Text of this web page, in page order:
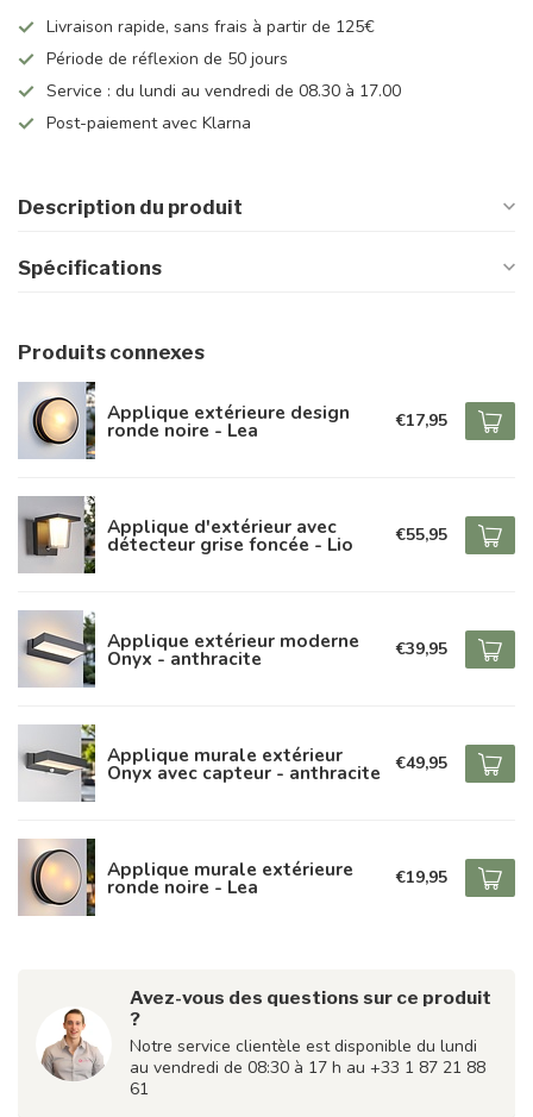
Livraison rapide, sans frais à partir de 125€
Période de réflexion de 50 jours
Service : du lundi au vendredi de 08.30 à 17.00
Post-paiement avec Klarna
Description du produit
Spécifications
Produits connexes
Applique extérieure design
ronde noire - Lea €17,95
Applique d'extérieur avec
détecteur grise foncée - Lio €55,95
Applique extérieur moderne
Onyx - anthracite €39,95
Applique murale extérieur
Onyx avec capteur - anthracite €49,95
Applique murale extérieure
ronde noire - Lea €19,95
Avez-vous des questions sur ce produit
?
Notre service clientèle est disponible du lundi
au vendredi de 08:30 à 17 h au +33 1 87 21 88
61